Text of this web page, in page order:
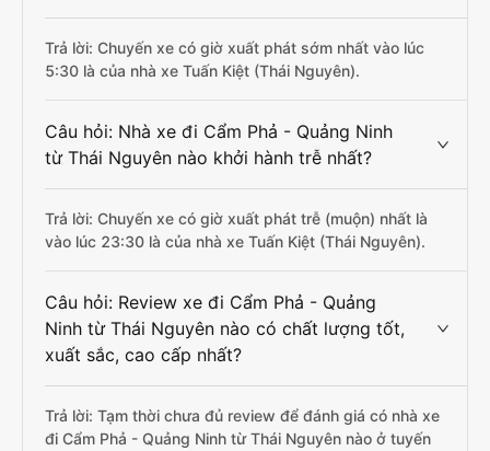
Trả lời: Chuyến xe có giờ xuất phát sớm nhất vào lúc
5:30 là của nhà xe Tuấn Kiệt (Thái Nguyên).
Câu hỏi: Nhà xe đi Cẩm Phả - Quảng Ninh
từ Thái Nguyên nào khởi hành trễ nhất?
Trả lời: Chuyến xe có giờ xuất phát trễ (muộn) nhất là
vào lúc 23:30 là của nhà xe Tuấn Kiệt (Thái Nguyên).
Câu hỏi: Review xe đi Cẩm Phả - Quảng
Ninh từ Thái Nguyên nào có chất lượng tốt,
xuất sắc, cao cấp nhất?
Trả lời: Tạm thời chưa đủ review để đánh giá có nhà xe
đi Cẩm Phả - Quảng Ninh từ Thái Nguyên nào ở tuyến